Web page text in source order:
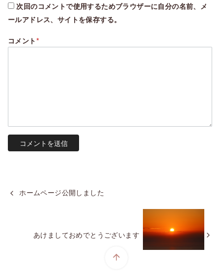
次回のコメントで使用するためブラウザーに自分の名前、メ
ールアドレス、サイトを保存する。
コメント*
ホームページ公開しました
あけましておめでとうございます